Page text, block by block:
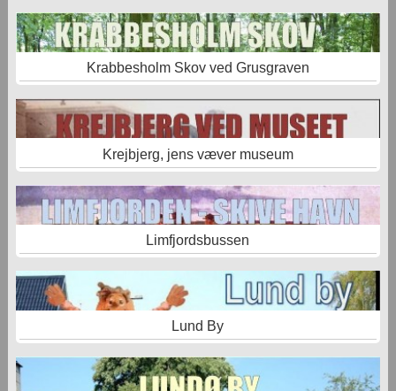
Krabbesholm Skov ved Grusgraven
Krejbjerg, jens væver museum
Limfjordsbussen
Lund By